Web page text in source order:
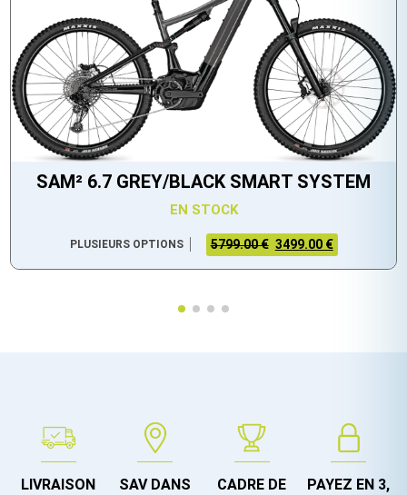
SAM² 6.7 GREY/BLACK SMART SYSTEM
EN STOCK
PLUSIEURS OPTIONS 5799.00 € 3499.00 €
LIVRAISON
SAV DANS
CADRE DE
PAYEZ EN 3,